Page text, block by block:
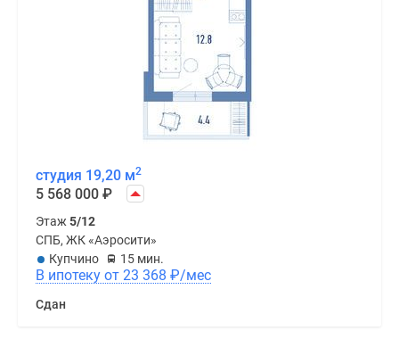
студия 19,20 м2
5 568 000 ₽
Этаж5/12
СПБ, ЖК «Аэросити»
Купчино
15 мин.
В ипотеку от 23 368 ₽/мес
Сдан